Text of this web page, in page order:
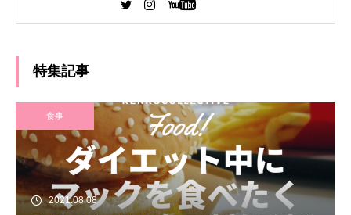
特集記事
食事
2021.08.08